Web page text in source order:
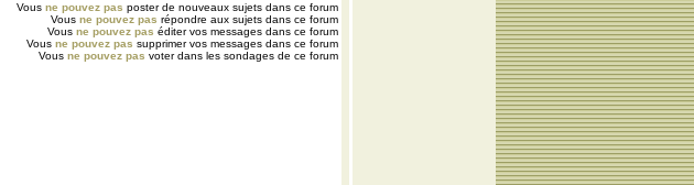
Vous ne pouvez pas poster de nouveaux sujets dans ce forum
Vous ne pouvez pas répondre aux sujets dans ce forum
Vous ne pouvez pas éditer vos messages dans ce forum
Vous ne pouvez pas supprimer vos messages dans ce forum
Vous ne pouvez pas voter dans les sondages de ce forum